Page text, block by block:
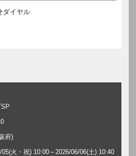
ダイヤル
府)
火・祝) 10:00～2026/06/06(土) 10:40